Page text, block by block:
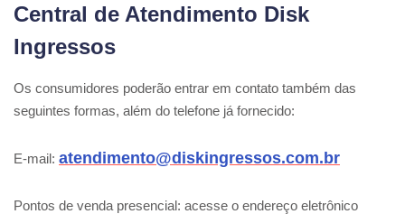
Central de Atendimento Disk
Ingressos
Os consumidores poderão entrar em contato também das
seguintes formas, além do telefone já fornecido:
E-mail: atendimento@diskingressos.com.br
Pontos de venda presencial: acesse o endereço eletrônico